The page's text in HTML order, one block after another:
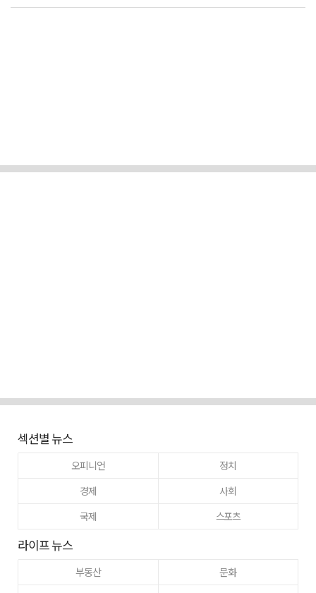
섹션별 뉴스
오피니언
정치
경제
사회
국제
스포츠
라이프 뉴스
부동산
문화